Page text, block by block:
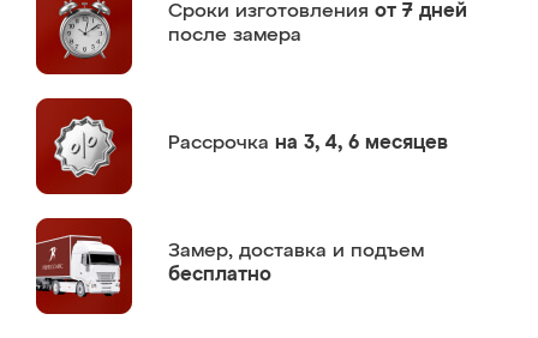
Сроки изготовления от 7 дней
после замера
Рассрочка на 3, 4, 6 месяцев
Замер, доставка и подъем
бесплатно